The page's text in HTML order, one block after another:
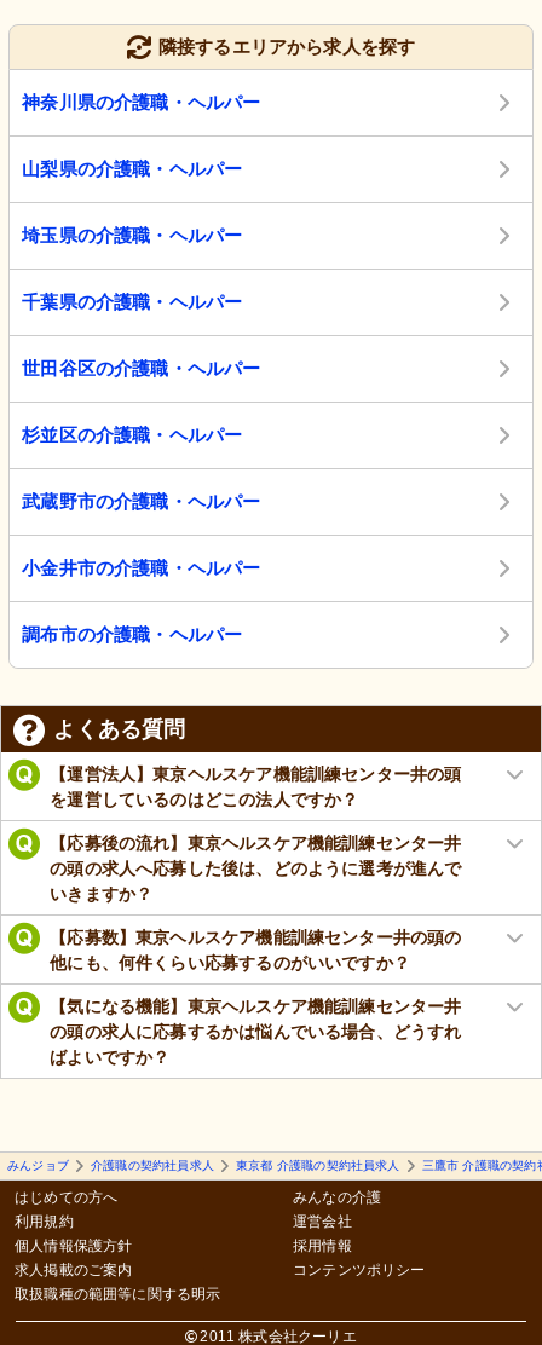
隣接するエリアから求人を探す
神奈川県の介護職・ヘルパー
山梨県の介護職・ヘルパー
埼玉県の介護職・ヘルパー
千葉県の介護職・ヘルパー
世田谷区の介護職・ヘルパー
杉並区の介護職・ヘルパー
武蔵野市の介護職・ヘルパー
小金井市の介護職・ヘルパー
調布市の介護職・ヘルパー
よくある質問
【運営法人】東京ヘルスケア機能訓練センター井の頭
を運営しているのはどこの法人ですか？
【応募後の流れ】東京ヘルスケア機能訓練センター井
の頭の求人へ応募した後は、どのように選考が進んで
いきますか？
【応募数】東京ヘルスケア機能訓練センター井の頭の
他にも、何件くらい応募するのがいいですか？
【気になる機能】東京ヘルスケア機能訓練センター井
の頭の求人に応募するかは悩んでいる場合、どうすれ
ばよいですか？
みんジョブ 介護職の契約社員求人 東京都 介護職の契約社員求人 三鷹市 介護職の契約
はじめての方へ
利用規約
個人情報保護方針
求人掲載のご案内
取扱職種の範囲等に関する明示
みんなの介護
運営会社
採用情報
コンテンツポリシー
2011 株式会社クーリエ